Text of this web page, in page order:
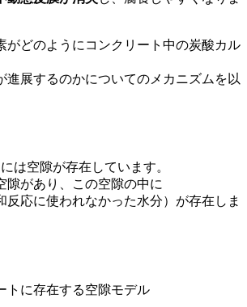
がどのようにコンクリート中の炭酸カル
進展するのかについてのメカニズムを以
は空隙が存在しています。
隙があり、この空隙の中に
反応に使われなかった水分）が存在しま
トに存在する空隙モデル